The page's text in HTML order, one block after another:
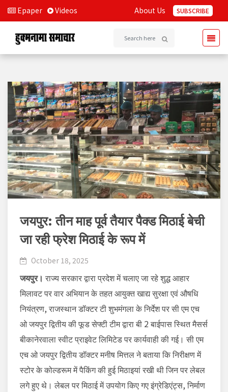
Epaper Videos About Us SUBSCRIBE
जयपुर: तीन माह पूर्व तैयार पैक्ड मिठाई बेची
जा रही फ्रेश मिठाई के रूप में
October 18, 2025
जयपुर। राज्य सरकार द्वारा प्रदेश में चलाए जा रहे शुद्ध आहार
मिलावट पर वार अभियान के तहत आयुक्त खाद्य सुरक्षा एवं औषधि
नियंत्रण, राजस्थान डॉक्टर टी शुभमंगला के निर्देश पर सी एम एच
ओ जयपुर द्वितीय की फूड सेफ्टी टीम द्वारा बी 2 बाईपास स्थित मैसर्स
बीकानेरवाला स्वीट प्राइवेट लिमिटेड पर कार्यवाही की गई। सी एम
एच ओ जयपुर द्वितीय डॉक्टर मनीष मित्तल ने बताया कि निरीक्षण में
स्टोर के कोल्डरूम में पैकिंग की हुई मिठाइयां रखी थी जिन पर लेबल
लगे हुए थे। लेबल पर मिठाई में उपयोग किए गए इंग्रेडिएंट्स, निर्माण